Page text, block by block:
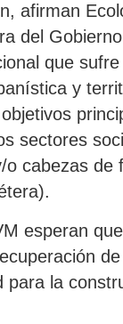
afirman
del
que
y
sectores
cabezas de
esperan
la